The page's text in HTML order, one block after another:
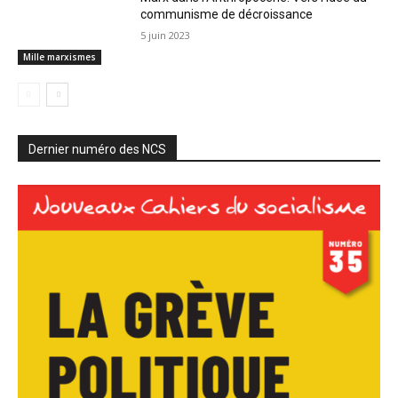
Mille marxismes
communisme de décroissance
5 juin 2023
Dernier numéro des NCS